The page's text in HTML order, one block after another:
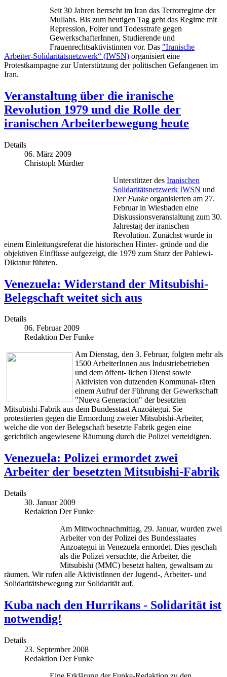
Seit 30 Jahren herrscht im Iran das Terrorregime der
Mullahs. Bis zum heutigen Tag geht das Regime mit
Repression, Folter und Todesstrafe gegen
GewerkschafterInnen, Studierende und
Frauenrechtsaktivistinnen vor. Das "Iranische
Arbeiter-Solidaritätsnetzwerk“ (IWSN) organisiert eine
Protestkampagne zur Unterstützung der politischen Gefangenen im
Iran.
Veranstaltung über die iranische
Revolution 1979 und die Rolle der
iranischen Arbeiterbewegung heute
Details
06. März 2009
Christoph Mürdter
Unterstützer des Iranischen
Solidaritätsnetzwerk IWSN und
Der Funke organisierten am 27.
Februar in Wiesbaden eine
Diskussionsveranstaltung zum 30.
Jahrestag der iranischen
Revolution. Zunächst wurde in
einem Einleitungsreferat die historischen Hinter- gründe und die
objektiven Einflüsse aufgezeigt, die 1979 zum Sturz der Pahlewi-
Diktatur führten.
Venezuela: Widerstand der Mitsubishi-
Belegschaft weitet sich aus
Details
06. Februar 2009
Redaktion Der Funke
Am Dienstag, den 3. Februar, folgten mehr als
1500 ArbeiterInnen aus Industriebetrieben
und dem öffent- lichen Dienst sowie
Aktivisten von dutzenden Kommunal- räten
einem Aufruf der Führung der Gewerkschaft
"Nueva Generacion" der besetzten
Mitsubishi-Fabrik aus dem Bundesstaat Anzoátegui. Sie
protestierten gegen die Ermordung zweier Mitsubishi-Arbeiter,
welche die von der Belegschaft besetzte Fabrik gegen eine
gerichtlich angewiesene Räumung durch die Polizei verteidigten.
Venezuela: Polizei ermordet zwei
Arbeiter der besetzten Mitsubishi-Fabrik
Details
30. Januar 2009
Redaktion Der Funke
Am Mittwochnachmittag, 29. Januar, wurden zwei
Arbeiter von der Polizei des Bundesstaates
Anzoategui in Venezuela ermordet. Dies geschah
als die Polizei versuchte, die Arbeiter, die
Mitsubishi (MMC) besetzt halten, gewaltsam zu
räumen. Wir rufen alle AktivistInnen der Jugend-, Arbeiter- und
Solidaritätsbewegung zur Solidarität auf.
Kuba nach den Hurrikans - Solidarität ist
notwendig!
Details
23. September 2008
Redaktion Der Funke